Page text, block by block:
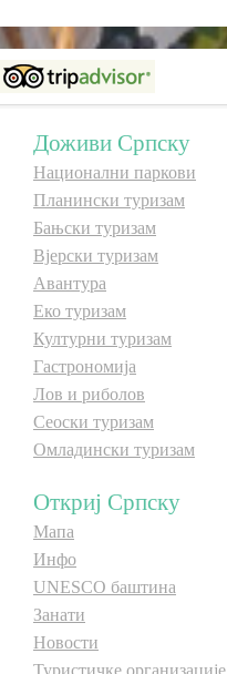
Видео
E-Brochure
Откриј Српску
Доживи Српску
Национални паркови
Планински туризам
Бањски туризам
Вјерски туризам
Авантура
Еко туризам
Културни туризам
Гастрономија
Лов и риболов
Сеоски туризам
Омладински туризам
Откриј Српску
Мапа
Инфо
UNESCO баштина
Занати
Новости
Туристичке организације